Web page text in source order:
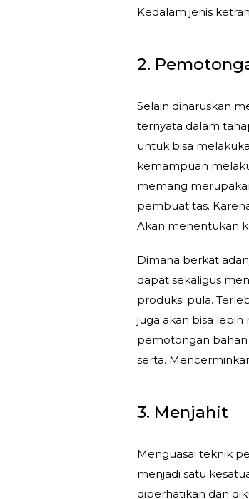
Kedalam jenis
2.
Selain diharuskan
ternyata dalam
untuk bisa
kemampuan
memang
pembuat tas.
Akan menentukan
Dimana berkat
dapat sekaligus
produksi pula.
juga akan bisa lebih
pemotongan bahan
serta.
3. Menjahit
Menguasai teknik
menjadi satu
diperhatikan dan